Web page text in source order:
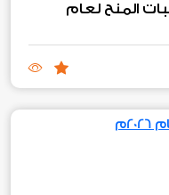
المنح لعام